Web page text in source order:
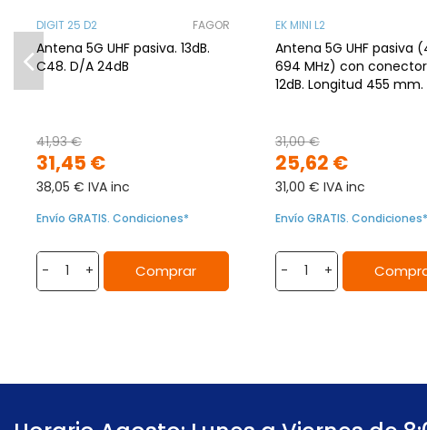
DIGIT 25 D2 FAGOR
Antena 5G UHF pasiva. 13dB.
C48. D/A 24dB
31,45 €
41,93 €
38,05 € IVA inc
Envío GRATIS. Condiciones*
- + Comprar
EK MINI L2
Antena 5G UHF pasiva (470 -
694 MHz) con conector
12dB. Longitud 455 mm.
25,62 €
31,00 €
31,00 € IVA inc
Envío GRATIS. Condiciones*
- +